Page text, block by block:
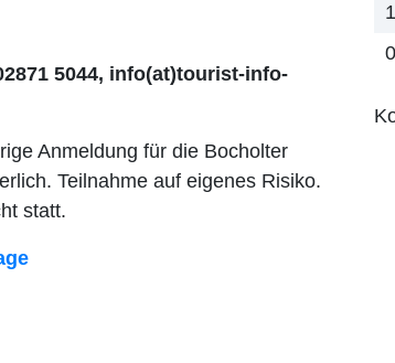
5044, info(at)tourist-info-
Anmeldung für die Bocholter
Teilnahme auf eigenes Risiko.
statt.